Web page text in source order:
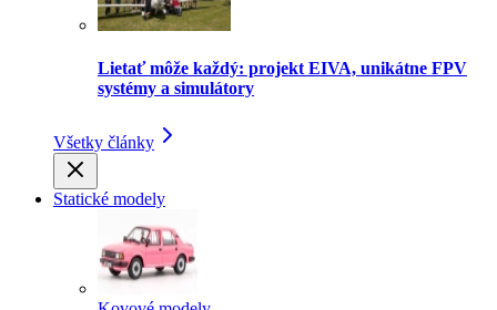
Lietať môže každý: projekt EIVA, unikátne FPV
systémy a simulátory
Všetky články
Statické modely